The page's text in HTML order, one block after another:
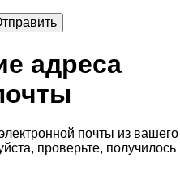
адреса
почты из вашего
проверьте, получилось